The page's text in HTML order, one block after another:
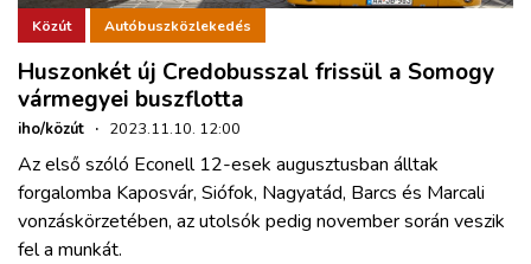
ZÖLDÚT
HAJÓZÁS
BLOG
ARCHÍVUM
Közút Autóbuszközlekedés
Huszonkét új Credobusszal frissül a Somogy
vármegyei buszflotta
iho/közút · 2023.11.10. 12:00
Az első szóló Econell 12-esek augusztusban álltak
forgalomba Kaposvár, Siófok, Nagyatád, Barcs és Marcali
vonzáskörzetében, az utolsók pedig november során veszik
fel a munkát.